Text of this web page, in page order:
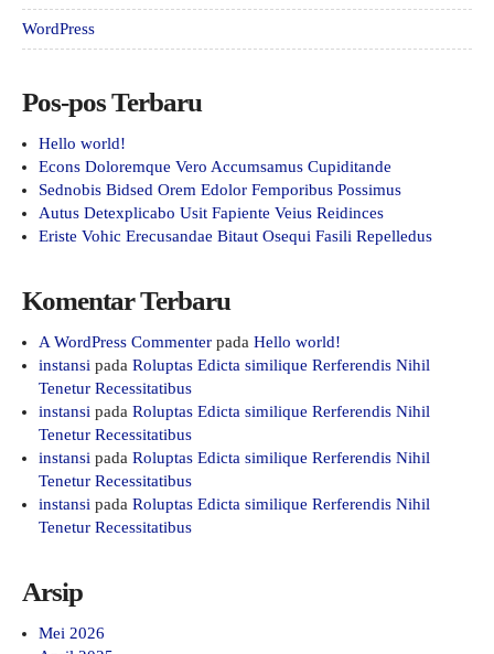
WordPress
Pos-pos Terbaru
Hello world!
Econs Doloremque Vero Accumsamus Cupiditande
Sednobis Bidsed Orem Edolor Femporibus Possimus
Autus Detexplicabo Usit Fapiente Veius Reidinces
Eriste Vohic Erecusandae Bitaut Osequi Fasili Repelledus
Komentar Terbaru
A WordPress Commenter pada Hello world!
instansi pada Roluptas Edicta similique Rerferendis Nihil
Tenetur Recessitatibus
instansi pada Roluptas Edicta similique Rerferendis Nihil
Tenetur Recessitatibus
instansi pada Roluptas Edicta similique Rerferendis Nihil
Tenetur Recessitatibus
instansi pada Roluptas Edicta similique Rerferendis Nihil
Tenetur Recessitatibus
Arsip
Mei 2026